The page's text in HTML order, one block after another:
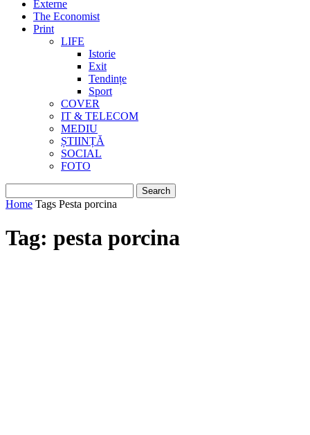
Externe
The Economist
Print
LIFE
Istorie
Exit
Tendințe
Sport
COVER
IT & TELECOM
MEDIU
ȘTIINȚĂ
SOCIAL
FOTO
Home Tags Pesta porcina
Tag: pesta porcina